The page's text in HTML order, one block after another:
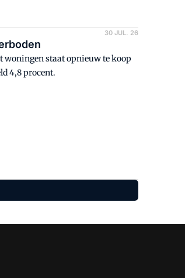
30 JUL. 26
woningen staat opnieuw te koop
4,8 procent.